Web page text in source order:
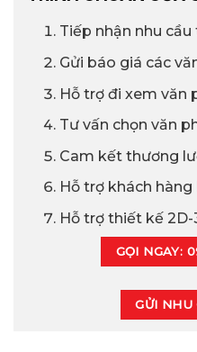
Tiếp nhận nhu
Gửi báo giá các
Hỗ trợ đi xem văn
Tư vấn chọn văn
Cam kết thương
Hỗ trợ khách
Hỗ trợ thiết kế
GỌI NGAY:
GỬI NHU